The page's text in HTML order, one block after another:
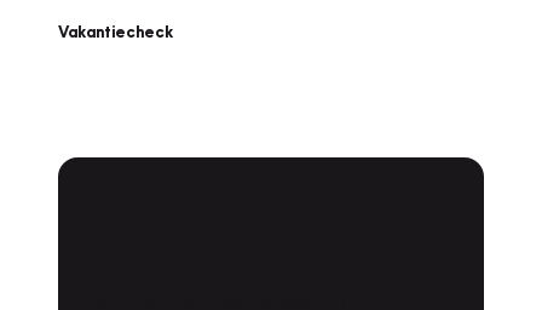
Vakantiecheck